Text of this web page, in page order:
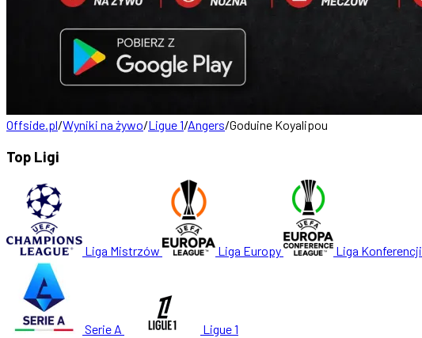
Offside.pl/Wyniki na żywo/Ligue 1/Angers/Goduine Koyalipou
Top Ligi
Liga Mistrzów Liga Europy Liga Konferencji
Serie A Ligue 1